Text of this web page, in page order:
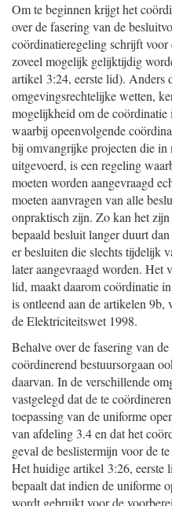
Om te beginnen krijgt het
over de fasering van de
coördinatieregeling schrijft voor
zoveel mogelijk gelijktijdig
artikel 3:24, eerste lid). Anders
omgevingsrechtelijke wetten,
mogelijkheid om de coördinatie
waarbij opeenvolgende
bij omvangrijke projecten die in
uitgevoerd, is een regeling
moeten worden aangevraagd
moeten aanvragen van alle
onpraktisch zijn. Zo kan het
bepaald besluit langer duurt
er besluiten die slechts tijdelijk
later aangevraagd worden. Het
lid, maakt daarom coördinatie
is ontleend aan de artikelen
de Elektriciteitswet 1998.
Behalve over de fasering van
coördinerend bestuursorgaan
daarvan. In de verschillende
vastgelegd dat de te
toepassing van de uniforme
van afdeling 3.4 en dat het
geval de beslistermijn voor de
Het huidige artikel 3:26, eerste
bepaalt dat indien de uniforme
wordt gebruikt voor de